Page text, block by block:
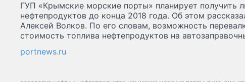
ГУП «Крымские морские порты» планирует получить
нефтепродуктов до конца 2018 года. Об этом
Алексей Волков. По его словам, возможность
стоимость топлива нефтепродуктов на
portnews.ru